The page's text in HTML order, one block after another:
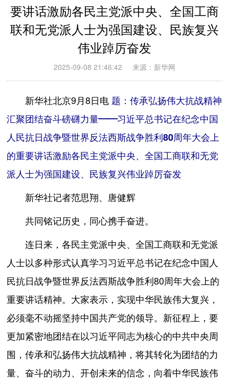
要讲话激励各民主党派中央、全国工商
联和无党派人士为强国建设、民族复兴
伟业踔厉奋发
2025-09-08 21:46:42 来源：新华网
新华社北京9月8日电 题：传承弘扬伟大抗战精神
汇聚团结奋斗磅礴力量——习近平总书记在纪念中国
人民抗日战争暨世界反法西斯战争胜利80周年大会上
的重要讲话激励各民主党派中央、全国工商联和无党
派人士为强国建设、民族复兴伟业踔厉奋发
新华社记者范思翔、唐健辉
共同铭记历史，同心携手奋进。
连日来，各民主党派中央、全国工商联和无党派
人士以多种形式认真学习习近平总书记在纪念中国人
民抗日战争暨世界反法西斯战争胜利80周年大会上的
重要讲话精神。大家表示，实现中华民族伟大复兴，
必须毫不动摇坚持中国共产党的领导。新征程上，要
更加紧密地团结在以习近平同志为核心的中共中央周
围，传承和弘扬伟大抗战精神，将其转化为团结的力
量、奋斗的动力、开创未来的信念，向着中华民族伟